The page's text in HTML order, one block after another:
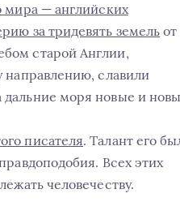
мира — английских
за тридевять земельот
старой Англии,
направлению, славили
моря новые и
писателя. Талант его
Всех этих
человечеству.